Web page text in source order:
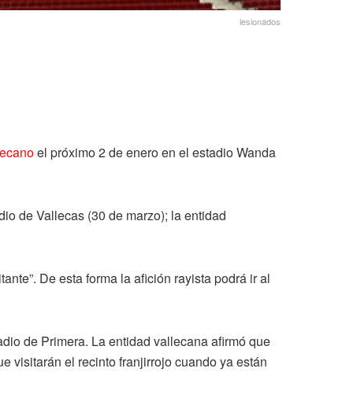
lesionados
el próximo 2 de enero en el estadio Wanda
de Vallecas (30 de marzo); la entidad
De esta forma la afición rayista podrá ir al
de Primera. La entidad vallecana afirmó que
visitarán el recinto franjirrojo cuando ya están